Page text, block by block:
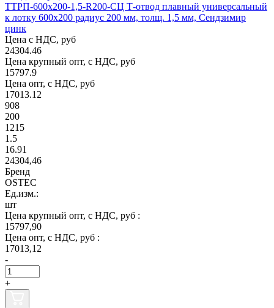
ТТРП-600х200-1,5-R200-СЦ Т-отвод плавный универсальный
к лотку 600х200 радиус 200 мм, толщ. 1,5 мм, Сендзимир
цинк
Цена с НДС, руб
24304.46
Цена крупный опт, с НДС, руб
15797.9
Цена опт, с НДС, руб
17013.12
908
200
1215
1.5
16.91
24304,46
Бренд
OSTEC
Ед.изм.:
шт
Цена крупный опт, с НДС, руб :
15797,90
Цена опт, с НДС, руб :
17013,12
-
+